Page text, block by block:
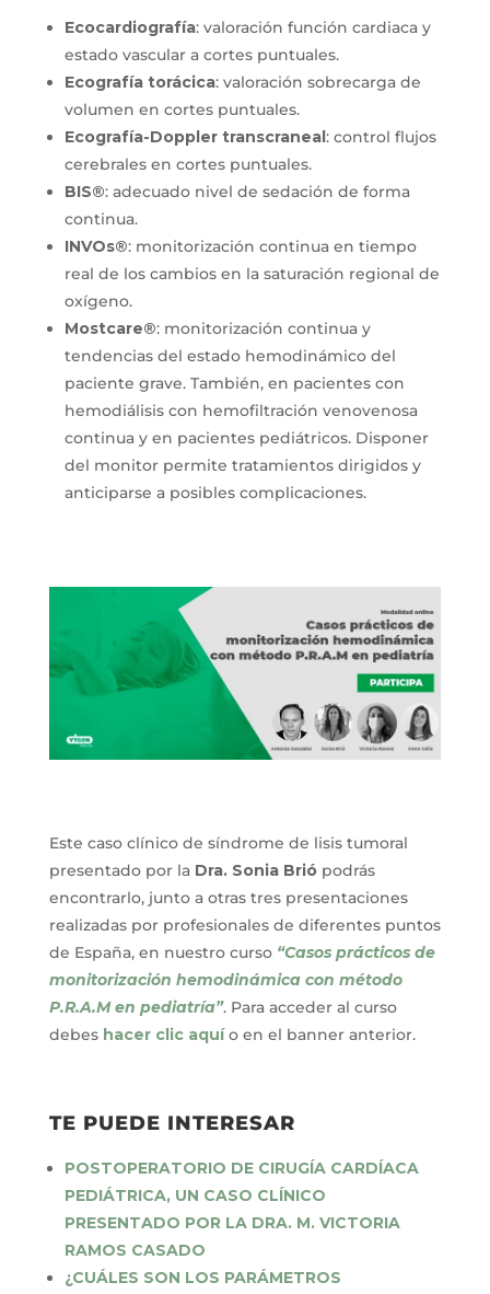
Ecocardiografía: valoración función cardiaca y
estado vascular a cortes puntuales.
Ecografía torácica: valoración sobrecarga de
volumen en cortes puntuales.
Ecografía-Doppler transcraneal: control flujos
cerebrales en cortes puntuales.
BIS®: adecuado nivel de sedación de forma
continua.
INVOs®: monitorización continua en tiempo
real de los cambios en la saturación regional de
oxígeno.
Mostcare®: monitorización continua y
tendencias del estado hemodinámico del
paciente grave. También, en pacientes con
hemodiálisis con hemofiltración venovenosa
continua y en pacientes pediátricos. Disponer
del monitor permite tratamientos dirigidos y
anticiparse a posibles complicaciones.
Este caso clínico de síndrome de lisis tumoral
presentado por la Dra. Sonia Briópodrás
encontrarlo, junto a otras tres presentaciones
realizadas por profesionales de diferentes puntos
de España, en nuestro curso “Casos prácticos de
monitorización hemodinámica con método
P.R.A.M en pediatría”. Para acceder al curso
debes hacer clic aquío en el banner anterior.
TE PUEDE INTERESAR
POSTOPERATORIO DE CIRUGÍA CARDÍACA
PEDIÁTRICA, UN CASO CLÍNICO
PRESENTADO POR LA DRA. M. VICTORIA
RAMOS CASADO
¿CUÁLES SON LOS PARÁMETROS